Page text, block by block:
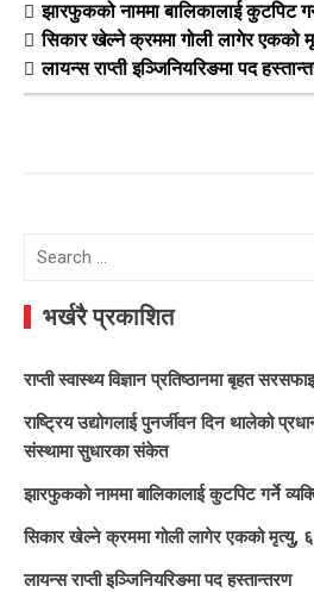
झारफुकको नाममा बालिकालाई कुटपिट
सिकार खेल्ने क्रममा गोली लागेर एकको
लायन्स राप्ती इञ्जिनियरिङमा पद
Search
भर्खरै प्रकाशित
राप्ती स्वास्थ्य विज्ञान प्रतिष्ठानमा बृहत
राष्ट्रिय उद्योगलाई पुनर्जीवन दिन थालेको
संस्थामा सुधारका संकेत
झारफुकको नाममा बालिकालाई कुटपिट गर्ने
सिकार खेल्ने क्रममा गोली लागेर एकको मृत्यु,
लायन्स राप्ती इञ्जिनियरिङमा पद हस्तान्तरण